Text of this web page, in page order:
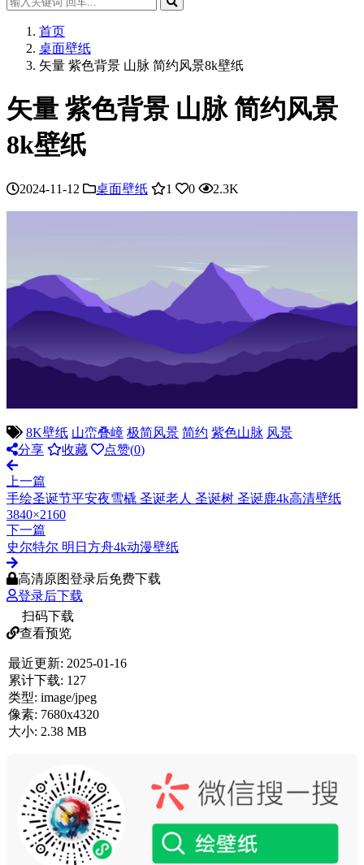
首页
桌面壁纸
矢量 紫色背景 山脉 简约风景8k壁纸
矢量 紫色背景 山脉 简约风景
8k壁纸
2024-11-12 桌面壁纸 1 0 2.3K
8K壁纸 山峦叠嶂 极简风景 简约 紫色山脉 风景
分享
收藏 点赞(0)
上一篇
手绘圣诞节平安夜雪橇 圣诞老人 圣诞树 圣诞鹿4k高清壁纸
3840×2160
下一篇
史尔特尔 明日方舟4k动漫壁纸
高清原图登录后免费下载
登录后下载
扫码下载
查看预览
最近更新: 2025-01-16
累计下载: 127
类型: image/jpeg
像素: 7680x4320
大小: 2.38 MB